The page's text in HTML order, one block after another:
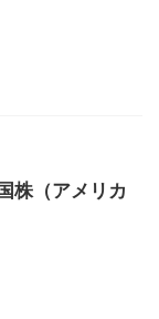
株（アメリカ